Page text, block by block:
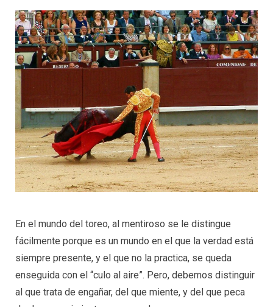
En el mundo del toreo, al mentiroso se le distingue
fácilmente porque es un mundo en el que la verdad está
siempre presente, y el que no la practica, se queda
enseguida con el “culo al aire”. Pero, debemos distinguir
al que trata de engañar, del que miente, y del que peca